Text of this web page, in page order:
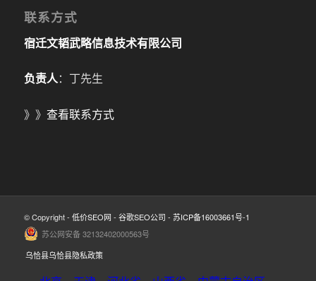
联系方式
宿迁文韬武略信息技术有限公司
负责人：丁先生
》》 查看联系方式
© Copyright - 低价SEO网 - 谷歌SEO公司 - 苏ICP备16003661号-1
苏公网安备 32132402000563号
乌恰县乌恰县隐私政策